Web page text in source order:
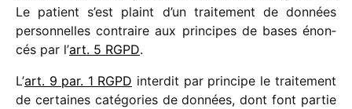
Le patient s’est plaint d’un trai­te­ment de données
person­nelles contraire aux prin­cipes de bases énon­
cés par l’art. 5 RGPD.
L’art. 9 par. 1 RGPD inter­dit par prin­cipe le trai­te­ment
de certaines caté­go­ries de données, dont font partie